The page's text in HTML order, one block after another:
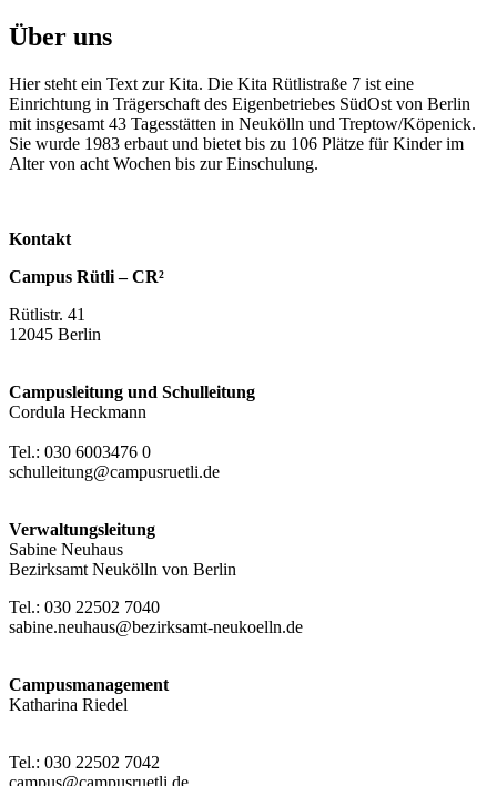
Über uns
Hier steht ein Text zur Kita. Die Kita Rütlistraße 7 ist eine
Einrichtung in Trägerschaft des Eigenbetriebes SüdOst von Berlin
mit insgesamt 43 Tagesstätten in Neukölln und Treptow/Köpenick.
Sie wurde 1983 erbaut und bietet bis zu 106 Plätze für Kinder im
Alter von acht Wochen bis zur Einschulung.
Kontakt
Campus Rütli – CR²
Rütlistr. 41
12045 Berlin
Campusleitung und Schulleitung
Cordula Heckmann
Tel.: 030 6003476 0
schulleitung@campusruetli.de
Verwaltungsleitung
Sabine Neuhaus
Bezirksamt Neukölln von Berlin
Tel.: 030 22502 7040
sabine.neuhaus@bezirksamt-neukoelln.de
Campusmanagement
Katharina Riedel
Tel.: 030 22502 7042
campus@campusruetli.de